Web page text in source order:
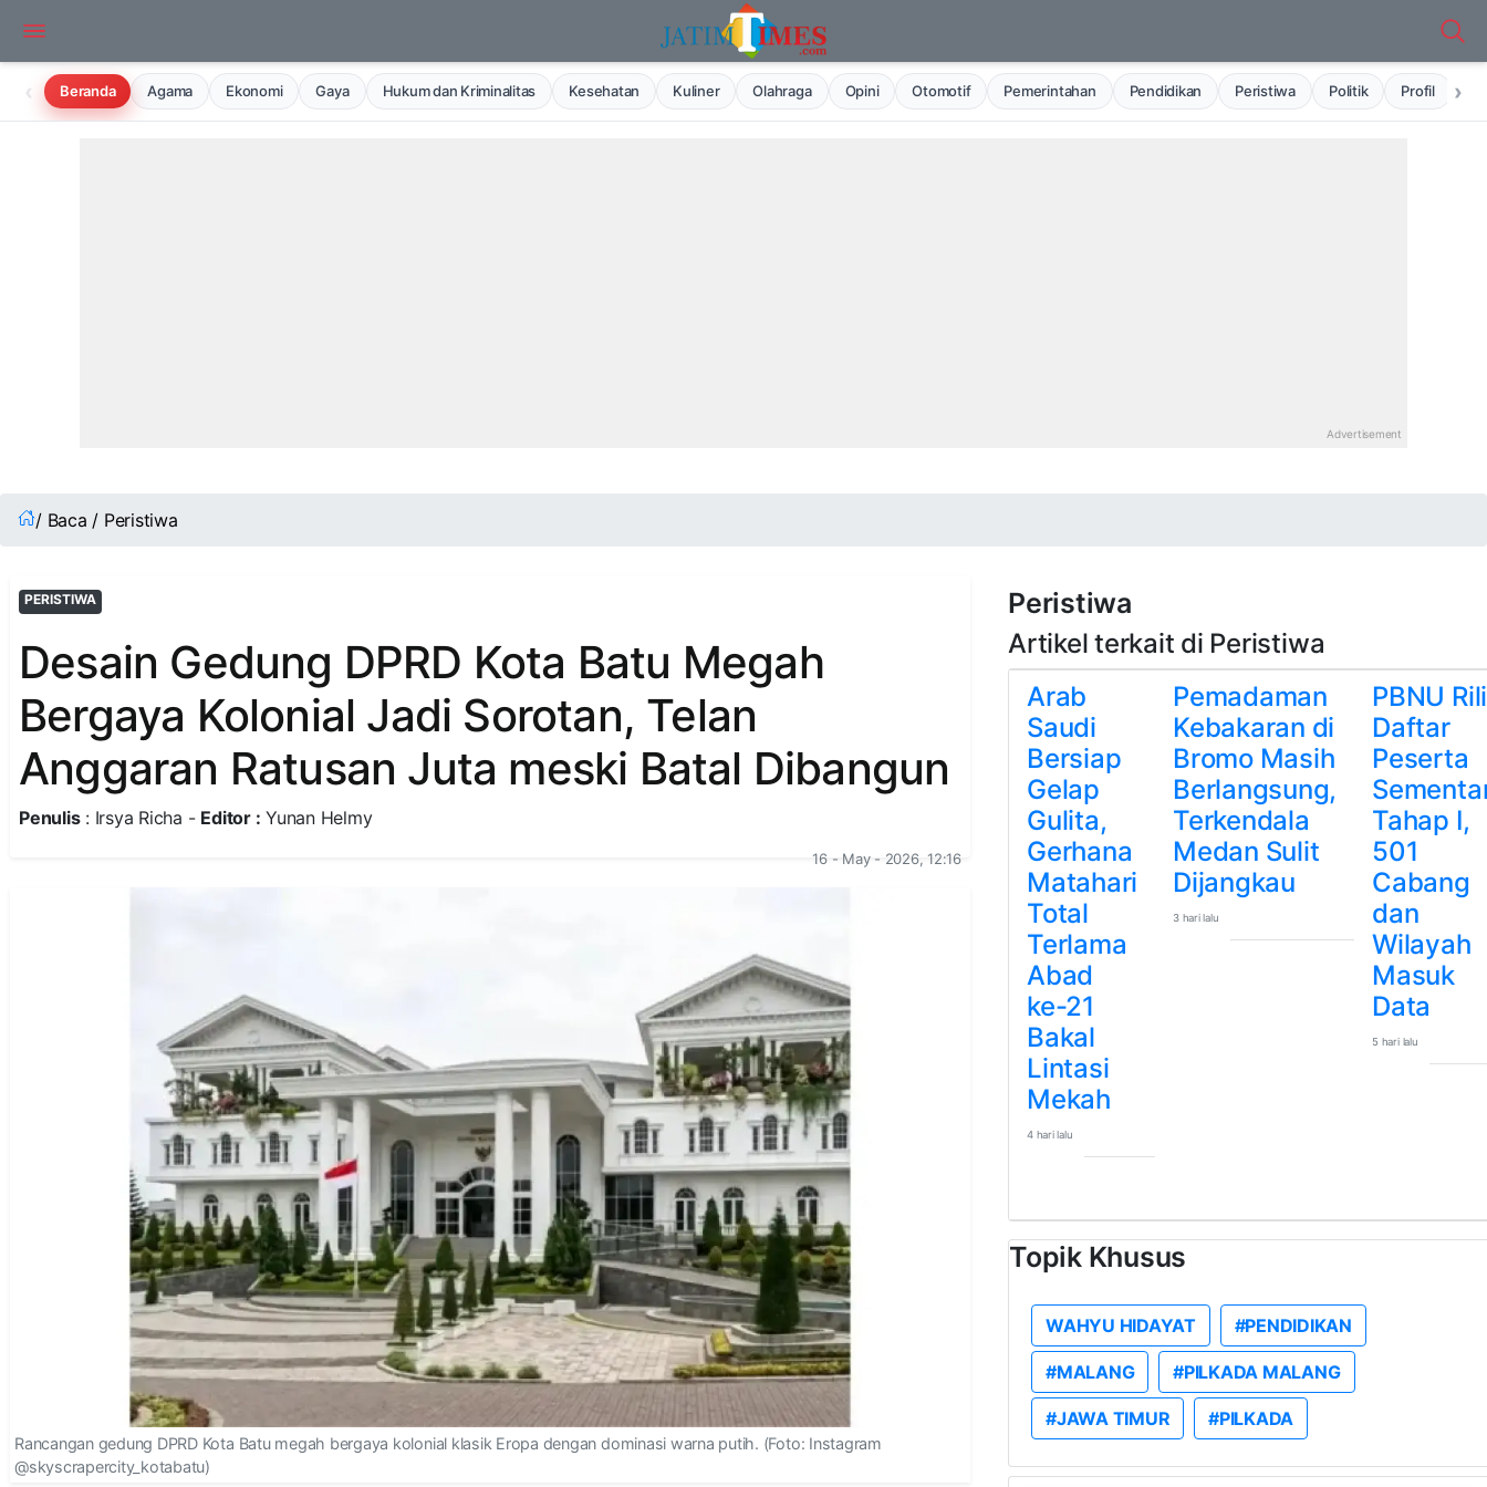
‹ Beranda Agama Ekonomi Gaya Hukum dan Kriminalitas Kesehatan Kuliner Olahraga Opini Otomotif Pemerintahan Pendidikan Peristiwa Politik Profil ›
/ Baca / Peristiwa
PERISTIWA
Desain Gedung DPRD Kota Batu Megah
Bergaya Kolonial Jadi Sorotan, Telan
Anggaran Ratusan Juta meski Batal Dibangun
Penulis: Irsya Richa - Editor : Yunan Helmy
16 - May - 2026, 12:16
Rancangan gedung DPRD Kota Batu megah bergaya kolonial klasik Eropa dengan dominasi warna putih. (Foto: Instagram
@skyscrapercity_kotabatu)
Peristiwa
Artikel terkait di Peristiwa
Arab
Saudi
Bersiap
Gelap
Gulita,
Gerhana
Matahari
Total
Terlama
Abad
ke-21
Bakal
Lintasi
Mekah
4 hari lalu
Pemadaman
Kebakaran di
Bromo Masih
Berlangsung,
Terkendala
Medan Sulit
Dijangkau
3 hari lalu
PBNU
Daftar
Peserta
Tahap I,
501
Cabang
dan
Wilayah
Masuk
Data
5 hari lalu
Topik Khusus
WAHYU HIDAYAT #PENDIDIKAN
#MALANG #PILKADA MALANG
#JAWA TIMUR #PILKADA